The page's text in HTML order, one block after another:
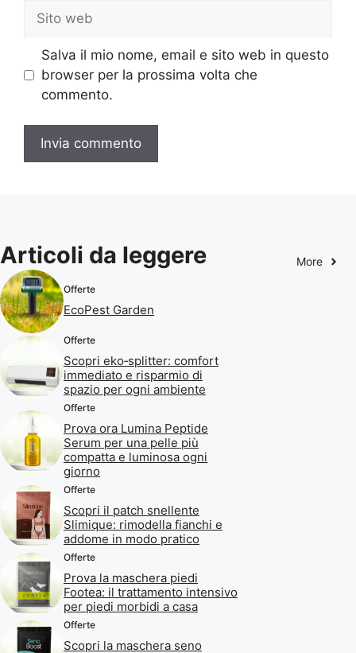
web
Salva il mio nome, email e sito web in questo
browser per la prossima volta che
commento.
Articoli da leggere More
Offerte
EcoPest Garden
Offerte
Scopri eko‑splitter: comfort
immediato e risparmio di
spazio per ogni ambiente
Offerte
Prova ora Lumina Peptide
Serum per una pelle più
compatta e luminosa ogni
giorno
Offerte
Scopri il patch snellente
Slimique: rimodella fianchi e
addome in modo pratico
Offerte
Prova la maschera piedi
Footea: il trattamento intensivo
per piedi morbidi a casa
Offerte
Scopri la maschera seno